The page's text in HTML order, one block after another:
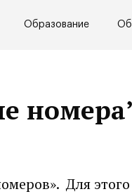
Образование
Для